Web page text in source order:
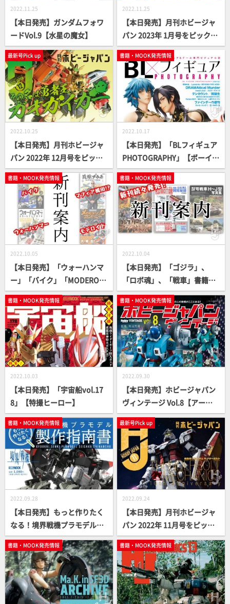
2022.11.25
【本日発売】ガンダムフォワ
ードVol.9【水星の魔女】
2022.11.25
【本日発売】月刊ホビージャ
パン 2023年 1月号をピックア
ップ！
最新号Pick up
2022.10.25
【本日発売】月刊ホビージャ
パン 2022年 12月号をピック
アップ！
書籍・MOOK発売情報
2022.10.17
【本日発売】「BLフィギュア
PHOTOGRAPHY」【ボーイズ
ラブ】
書籍・MOOK発売情報
2022.10.05
【本日発売】「ウォーハンマ
ー」「バイク」「MODEROI
D」「マフィア梶田」!? 見逃
し厳禁な書籍が続々登場！
書籍・MOOK発売情報
2022.10.04
【本日発売】「ゴジラ」、
「ロボ魂」、「戦車」書籍
続々登場！【シリーズもの多
数】
書籍・MOOK発売情報
2022.10.03
【本日発売】「宇宙船vol.17
8」【特撮ヒーロー】
書籍・MOOK発売情報
2022.09.30
【本日発売】ホビージャパン
ヴィンテージ Vol.8【アート
ミック】
書籍・MOOK発売情報
2022.09.28
【本日発売】もっと作りたく
なる！境界戦機プラモデル製
作指南書【模型オリジナル作
例製作法】
最新号Pick up
2022.09.24
【本日発売】月刊ホビージャ
パン 2022年 11月号をピック
アップ！
書籍・MOOK発売情報 書籍・MOOK発売情報